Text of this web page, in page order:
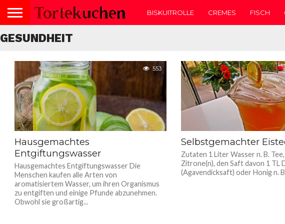
BISKUITROLLE CREMES FISCH
GESUNDHEIT
13 Rezeptideen für gesunden
553
Hausgemachtes
Entgiftungswasser
Hausgemachtes Entgiftungswasser Die
Menschen kaufen alle Arten von
aromatisiertem Wasser, um ihren Organismus
zu entgiften und einige Pfunde abzunehmen.
Obwohl sie großartig...
Selbstgemachter
Zutaten 1 Liter Wasser n. B.
Zitrone(n), den Saft davon 1 TL
(Agavendicksaft) oder Honig n.